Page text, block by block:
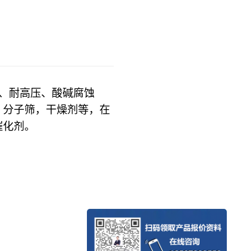
耐高压、酸碱腐蚀
子筛，干燥剂等，在
剂。